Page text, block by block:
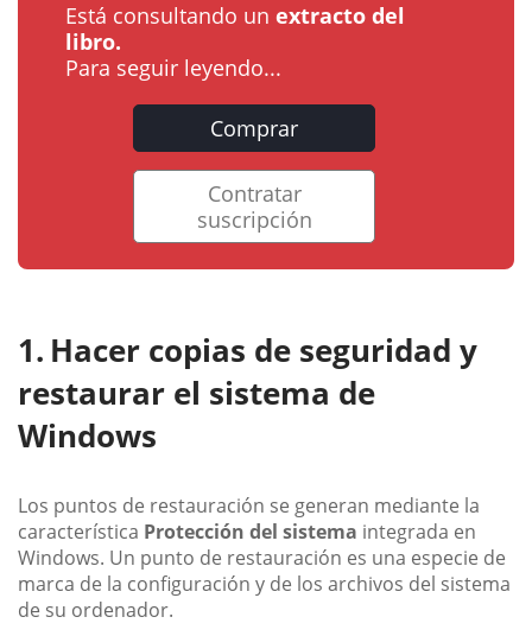
Está consultando un extracto del
libro.
Para seguir leyendo...
Comprar
Contratar
suscripción
Hacer copias de seguridad y
restaurar el sistema de
Windows
Los puntos de restauración se generan mediante la
característica Protección del sistema integrada en
Windows. Un punto de restauración es una especie de
marca de la configuración y de los archivos del sistema
de su ordenador.